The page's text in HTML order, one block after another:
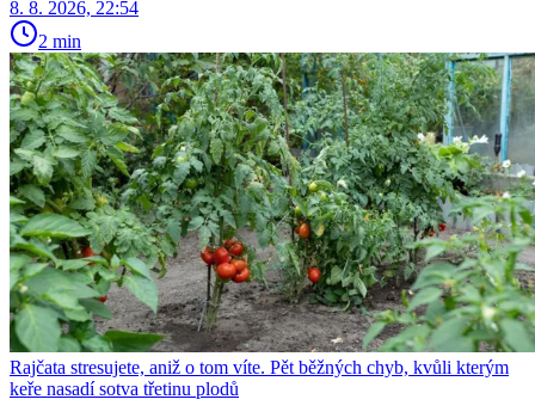
8. 8. 2026, 22:54
2 min
Rajčata stresujete, aniž o tom víte. Pět běžných chyb, kvůli kterým
keře nasadí sotva třetinu plodů